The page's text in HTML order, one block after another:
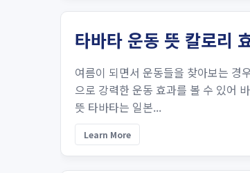
타바타 운동 뜻 칼로리
여름이 되면서 운동들을 찾아보는 경
으로 강력한 운동 효과를 볼 수 있어
뜻 타바타는 일본...
Learn More